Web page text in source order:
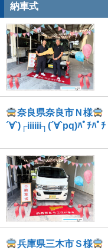
納車式
奈良県奈良市Ｎ様
´∀`)┌iiiiii┐(´∀`pq)ﾊﾟﾁﾊﾟﾁ
兵庫県三木市Ｓ様